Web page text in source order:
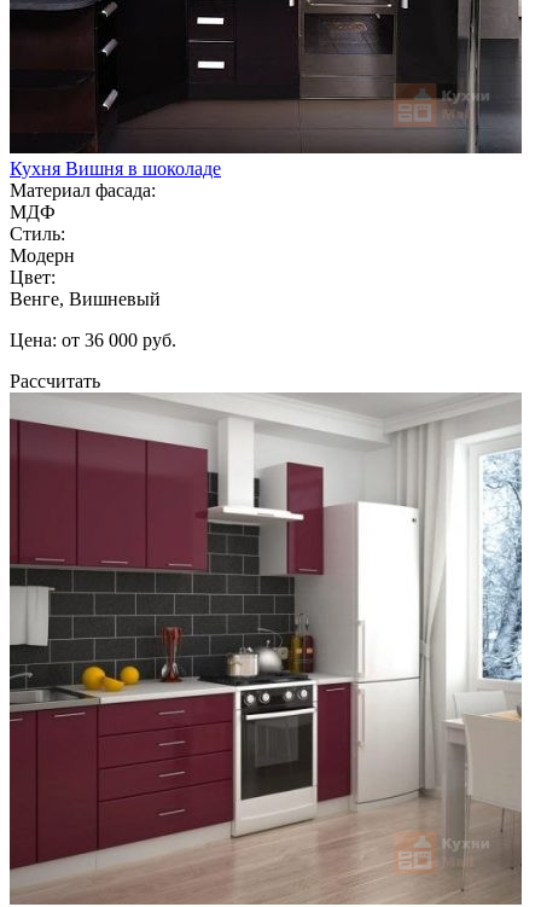
Кухня Вишня в шоколаде
Материал фасада:
МДФ
Стиль:
Модерн
Цвет:
Венге, Вишневый
Цена: от 36 000 руб.
Рассчитать